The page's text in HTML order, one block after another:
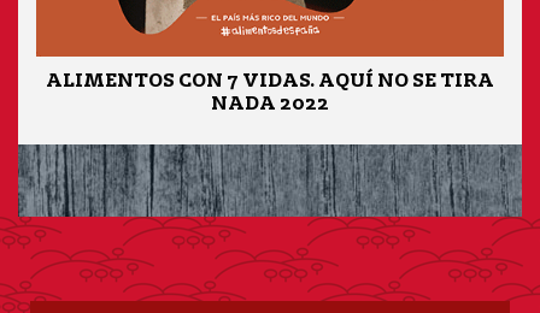
ALIMENTOS CON 7 VIDAS. AQUÍ NO SE TIRA
NADA 2022